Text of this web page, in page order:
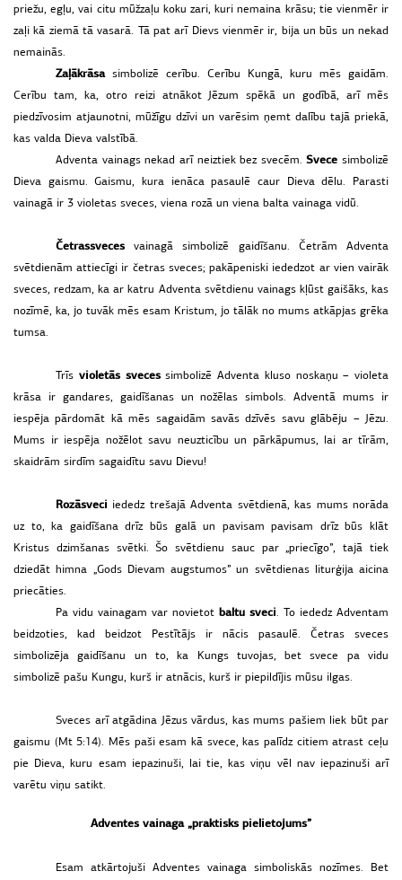
priežu, egļu, vai citu mūžzaļu koku zari, kuri nemaina krāsu; tie vienmēr ir
zaļi kā ziemā tā vasarā. Tā pat arī Dievs vienmēr ir, bija un būs un nekad
nemainās.
Zaļākrāsasimbolizē cerību. Cerību Kungā, kuru mēs gaidām.
Cerību tam, ka, otro reizi atnākot Jēzum spēkā un godībā, arī mēs
piedzīvosim atjaunotni, mūžīgu dzīvi un varēsim ņemt dalību tajā priekā,
kas valda Dieva valstībā.
Adventa vainags nekad arī neiztiek bez svecēm.Svece simbolizē
Dieva gaismu. Gaismu, kura ienāca pasaulē caur Dieva dēlu. Parasti
vainagā ir 3 violetas sveces, viena rozā un viena balta vainaga vidū.
Četrassveces vainagā simbolizē gaidīšanu. Četrām Adventa
svētdienām attiecīgi ir četras sveces; pakāpeniski iededzot ar vien vairāk
sveces, redzam, ka ar katru Adventa svētdienu vainags kļūst gaišāks, kas
nozīmē, ka, jo tuvāk mēs esam Kristum, jo tālāk no mums atkāpjas grēka
tumsa.
Trīs violetās svecessimbolizē Adventa kluso noskaņu – violeta
krāsa ir gandares, gaidīšanas un nožēlas simbols. Adventā mums ir
iespēja pārdomāt kā mēs sagaidām savās dzīvēs savu glābēju – Jēzu.
Mums ir iespēja nožēlot savu neuzticību un pārkāpumus, lai ar tīrām,
skaidrām sirdīm sagaidītu savu Dievu!
Rozāsveci iededz trešajā Adventa svētdienā, kas mums norāda
uz to, ka gaidīšana drīz būs galā un pavisam pavisam drīz būs klāt
Kristus dzimšanas svētki. Šo svētdienu sauc par „priecīgo”, tajā tiek
dziedāt himna „Gods Dievam augstumos” un svētdienas liturģija aicina
priecāties.
Pa vidu vainagam var novietotbaltu sveci. To iededz Adventam
beidzoties, kad beidzot Pestītājs ir nācis pasaulē. Četras sveces
simbolizēja gaidīšanu un to, ka Kungs tuvojas, bet svece pa vidu
simbolizē pašu Kungu, kurš ir atnācis, kurš ir piepildījis mūsu ilgas.
Sveces arī atgādina Jēzus vārdus, kas mums pašiem liek būt par
gaismu (Mt 5:14). Mēs paši esam kā svece, kas palīdz citiem atrast ceļu
pie Dieva, kuru esam iepazinuši, lai tie, kas viņu vēl nav iepazinuši arī
varētu viņu satikt.
Adventes vainaga „praktisks pielietojums”
Esam atkārtojuši Adventes vainaga simboliskās nozīmes. Bet